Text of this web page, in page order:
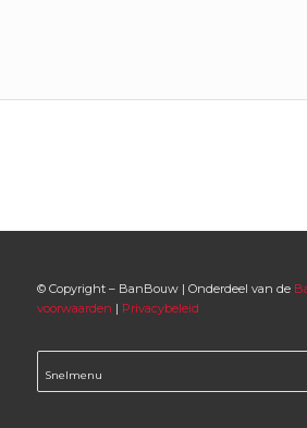
© Copyright – BanBouw | Onderdeel van de
voorwaarden | Privacybeleid